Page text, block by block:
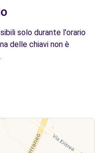
solo durante l'orario
delle chiavi non è